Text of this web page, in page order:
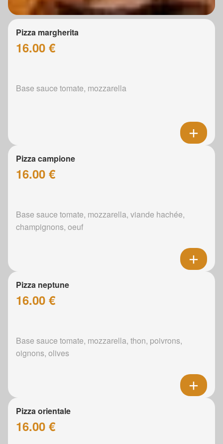
Pizza margherita
16.00 €
Base sauce tomate, mozzarella
Pizza campione
16.00 €
Base sauce tomate, mozzarella, viande hachée,
champignons, oeuf
Pizza neptune
16.00 €
Base sauce tomate, mozzarella, thon, poivrons,
oignons, olives
Pizza orientale
16.00 €